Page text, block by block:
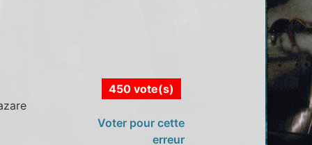
450 vote(s)
Voter pour cette
erreur